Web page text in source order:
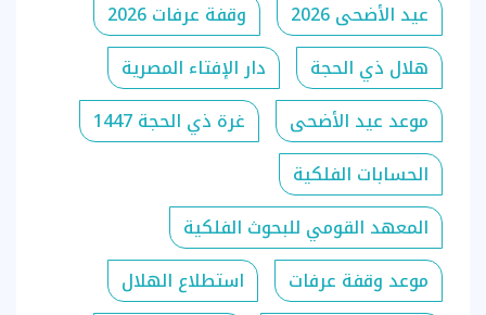
عيد الأضحى 2026
وقفة عرفات 2026
هلال ذي الحجة
دار الإفتاء المصرية
موعد عيد الأضحى
غرة ذي الحجة 1447
الحسابات الفلكية
المعهد القومي للبحوث الفلكية
موعد وقفة عرفات
استطلاع الهلال